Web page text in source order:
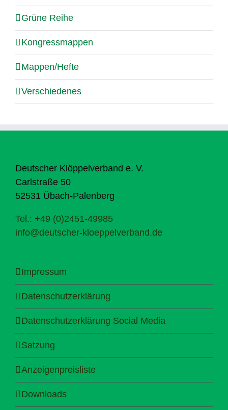
Grüne Reihe
Kongressmappen
Mappen/Hefte
Verschiedenes
Deutscher Klöppelverband e. V.
Carlstraße 50
52531 Übach-Palenberg
Tel.: +49 (0)2451-49985
info@deutscher-kloeppelverband.de
Impressum
Datenschutzerklärung
Datenschutzerklärung Social Media
Satzung
Anzeigenpreisliste
Downloads